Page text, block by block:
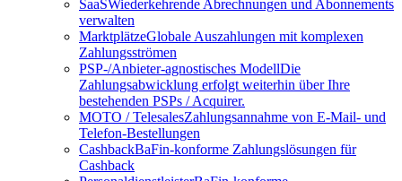
SaaSWiederkehrende Abrechnungen und Abonnements
verwalten
MarktplätzeGlobale Auszahlungen mit komplexen
Zahlungsströmen
PSP-/Anbieter‑agnostisches ModellDie
Zahlungsabwicklung erfolgt weiterhin über Ihre
bestehenden PSPs / Acquirer.
MOTO / TelesalesZahlungsannahme von E-Mail- und
Telefon-Bestellungen
CashbackBaFin-konforme Zahlungslösungen für
Cashback